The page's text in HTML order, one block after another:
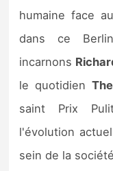
humaine face
dans ce
incarnons
le quotidien
saint Prix
l'évolution
sein de la